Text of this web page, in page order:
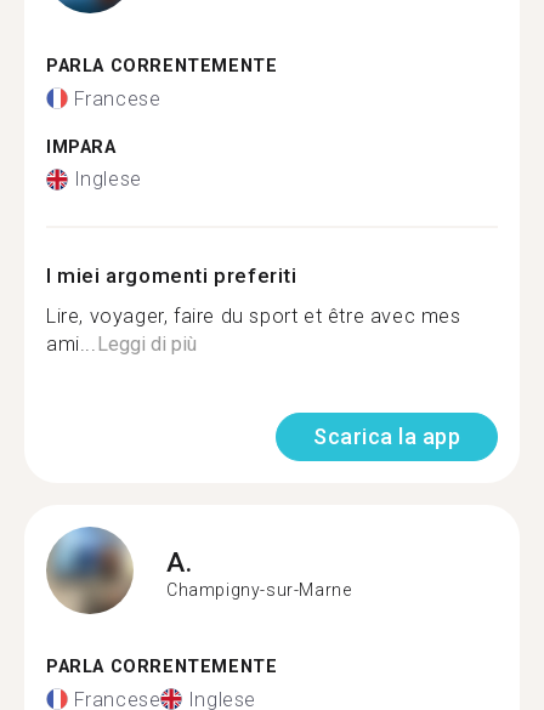
PARLA CORRENTEMENTE
Francese
IMPARA
Inglese
I miei argomenti preferiti
Lire, voyager, faire du sport et être avec mes
ami...Leggi di più
Scarica la app
A.
Champigny-sur-Marne
PARLA CORRENTEMENTE
Francese Inglese